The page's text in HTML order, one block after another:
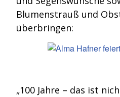
Blumenstrauß und
überbringen:
„100 Jahre – das ist